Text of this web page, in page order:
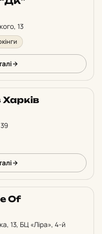
13
Of
13, БЦ «Ліра», 4-й